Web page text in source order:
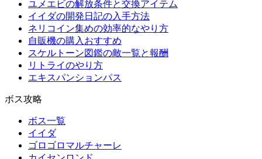
ユメエビの解放条件と交換アイテム
イイダの開発日記の入手方法
ネリコイン集めの効率的なやり方
自販機の購入おすすめ
スケルトーン図鑑の敵一覧と報酬
リトライのやり方
エキスパンションパス
ボス攻略
ボス一覧
イイダ
ゴロゴロマルチャーレ